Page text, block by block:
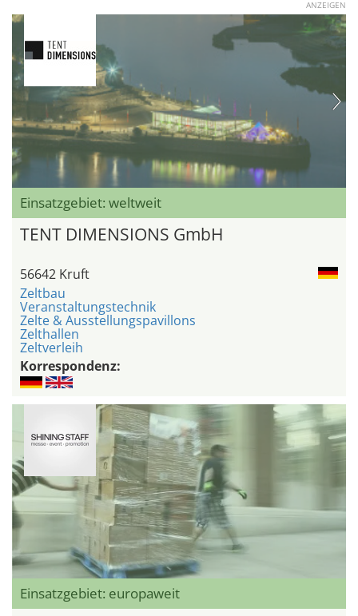
ANZEIGEN
Einsatzgebiet: weltweit
TENT DIMENSIONS GmbH
56642 Kruft
Zeltbau
Veranstaltungstechnik
Zelte & Ausstellungspavillons
Zelthallen
Zeltverleih
Korrespondenz:
Einsatzgebiet: europaweit